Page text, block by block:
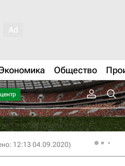
Общество
12:13 04.09.2020)